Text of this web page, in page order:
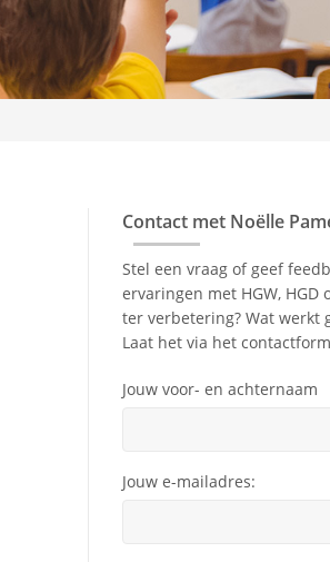
Contact met Noëlle
Stel een vraag of geef
ervaringen met HGW, HGD
ter verbetering? Wat werkt
Laat het via het
Jouw voor- en achternaam
Jouw e-mailadres: